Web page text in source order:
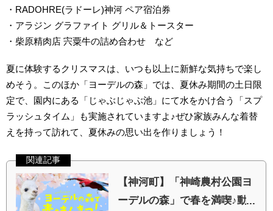
・RADOHRE(ラドーレ)神河 ペア宿泊券
・アラジン グラファイト グリル＆トースター
・柴原精肉店 宍粟牛の詰め合わせ など
夏に体験するクリスマスは、いつも以上に新鮮な気持ちで楽し
めそう。このほか「ヨーデルの森」では、夏休み期間の土日限
定で、園内にある「じゃぶじゃぶ池」にて水をかけ合う「スプ
ラッシュタイム」も実施されていますよ♪ぜひ家族みんな着替
えを持って訪れて、夏休みの思い出を作りましょう！